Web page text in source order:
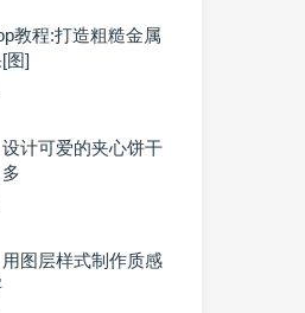
教程:打造粗糙金属
图]
计可爱的夹心饼干
图层样式制作质感